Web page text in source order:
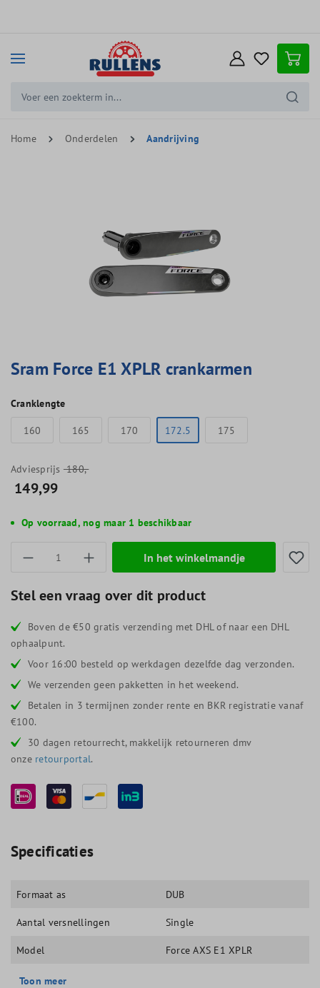
Home Onderdelen Aandrijving
Sram Force E1 XPLR crankarmen
Cranklengte
160
165 170 172.5 175
Adviesprijs 180,-
149,99
Op voorraad, nog maar 1 beschikbaar
Producthoeveelheid: Voer de gewenste
In het winkelmandje
Stel een vraag over dit product
Boven de €50 gratis verzending met DHL of naar een DHL
ophaalpunt.
Voor 16:00 besteld op werkdagen dezelfde dag verzonden.
We verzenden geen pakketten in het weekend.
Betalen in 3 termijnen zonder rente en BKR registratie vanaf
€100.
30 dagen retourrecht, makkelijk retourneren dmv
onze retourportal.
Specificaties
Formaat as DUB
Aantal versnellingen Single
Model Force AXS E1 XPLR
Toon meer